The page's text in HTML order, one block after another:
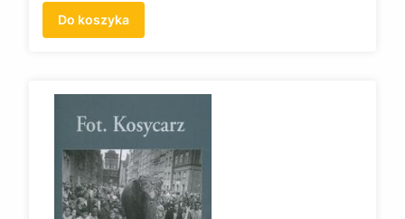
Do koszyka